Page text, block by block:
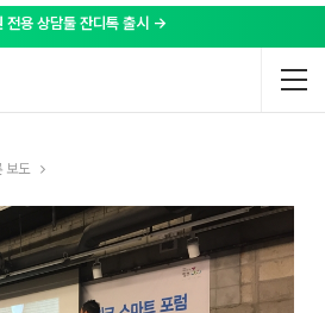
전용 상담툴 잔디톡 출시 →
보도